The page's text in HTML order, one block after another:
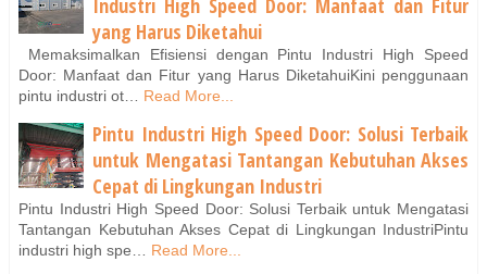
yang Harus Diketahui
Memaksimalkan Efisiensi dengan Pintu Industri High Speed
Door: Manfaat dan Fitur yang Harus DiketahuiKini penggunaan
pintu industri ot…
Read More...
Pintu Industri High Speed Door: Solusi Terbaik
untuk Mengatasi Tantangan Kebutuhan Akses
Cepat di Lingkungan Industri
Pintu Industri High Speed Door: Solusi Terbaik untuk Mengatasi
Tantangan Kebutuhan Akses Cepat di Lingkungan IndustriPintu
industri high spe… Read More...